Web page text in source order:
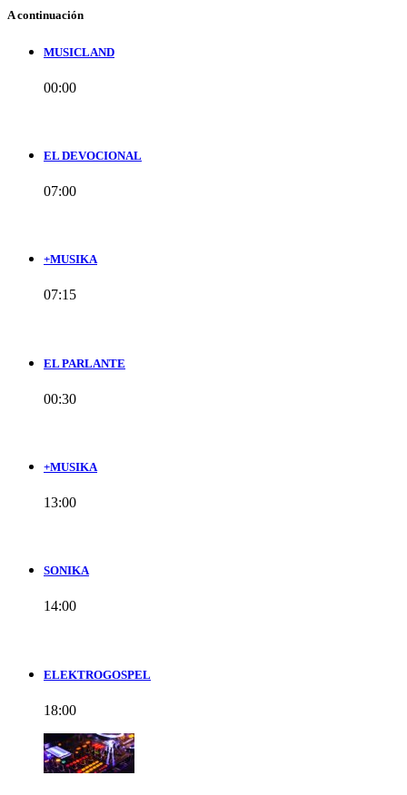
A continuación
MUSICLAND
00:00
EL DEVOCIONAL
07:00
+MUSIKA
07:15
EL PARLANTE
00:30
+MUSIKA
13:00
SONIKA
14:00
ELEKTROGOSPEL
18:00